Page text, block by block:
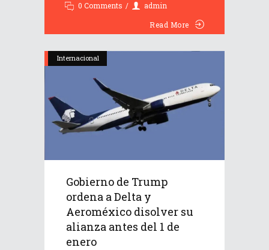
0 Comments
admin
Read More
Internacional
Gobierno de Trump
ordena a Delta y
Aeroméxico disolver su
alianza antes del 1 de
enero